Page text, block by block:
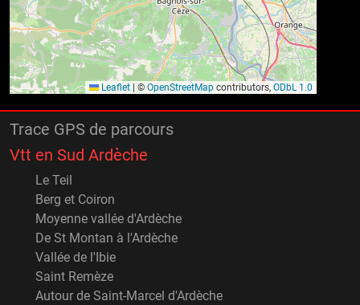
Leaflet © OpenStreetMapcontributors, ODbL 1.0
Trace GPS de parcours
Vtt en Sud Ardèche
Le Teil
Berg et Coiron
Moyenne vallée d'Ardèche
De St Montan à l'Ardèche
Vallée de l'Ibie
Saint Remèze
Autour de Saint-Marcel d'Ardèche